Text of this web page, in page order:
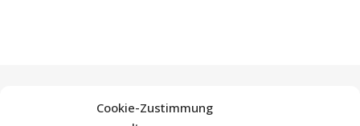
Cookie-Zustimmung